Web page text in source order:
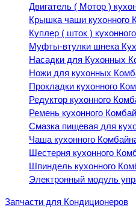
Двигатель ( Мотор )
Крышка чаши кухонного
Куплер ( шток )
Муфты-втулки шнека
Насадки для Кухонных
Ножи для кухонных
Прокладки кухонного
Редуктор кухонного
Ремень кухонного
Смазка пищевая для
Чаша кухонного
Шестерня кухонного
Шпиндель кухонного
Электронный модуль
Запчасти для Кондиционеров